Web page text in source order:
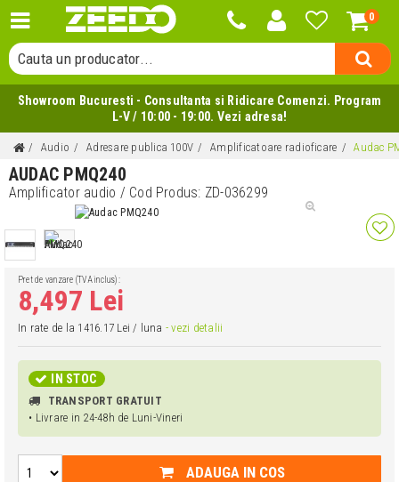
0
Cauta o categorie...
Cauta un producator...
Cauta un produs...
Showroom Bucuresti - Consultanta si Ridicare Comenzi. Program
L-V / 10:00 - 19:00. Vezi adresa!
Audio Adresare publica 100V Amplificatoare radioficare Audac
AUDAC PMQ240
Amplificator audio / Cod Produs: ZD-036299
Pret de vanzare (TVA inclus):
8,497 Lei
In rate de la 1416.17 Lei / luna - vezi detalii
IN STOC
TRANSPORT GRATUIT
• Livrare in 24-48h de Luni-Vineri
ADAUGA IN COS